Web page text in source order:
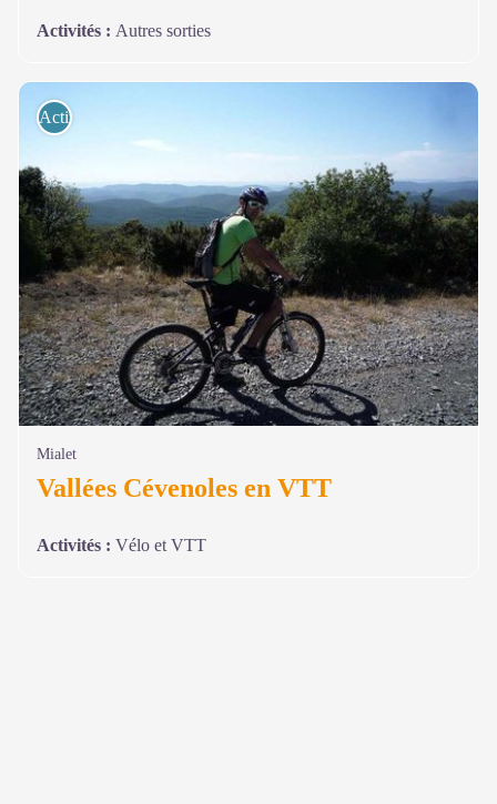
Activités : Autres sorties
Activités de pleine nature
Mialet
Vallées Cévenoles en VTT
Activités : Vélo et VTT